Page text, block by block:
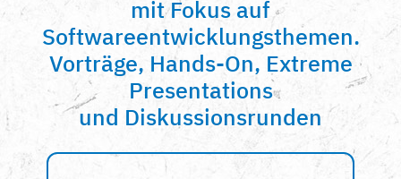
mit Fokus auf
Softwareentwicklungsthemen.
Vorträge, Hands-On, Extreme
Presentations
und Diskussionsrunden